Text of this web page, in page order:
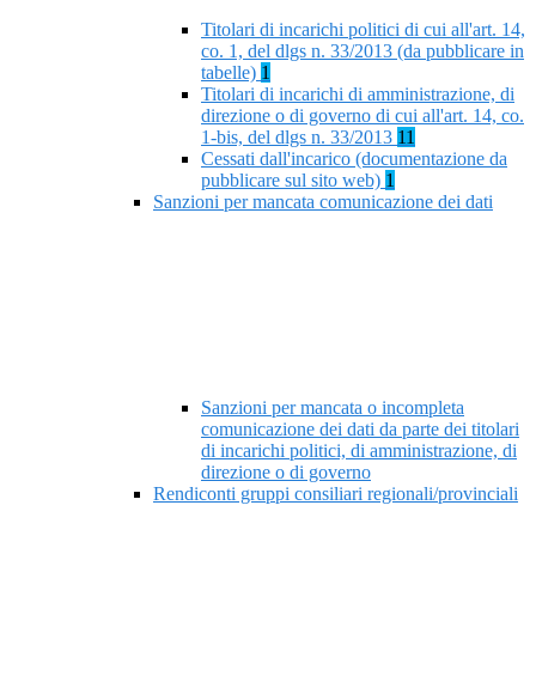
Titolari di incarichi politici di cui all'art. 14,
co. 1, del dlgs n. 33/2013 (da pubblicare in
tabelle) 1
Titolari di incarichi di amministrazione, di
direzione o di governo di cui all'art. 14, co.
1-bis, del dlgs n. 33/2013 11
Cessati dall'incarico (documentazione da
pubblicare sul sito web) 1
Sanzioni per mancata comunicazione dei dati
Sanzioni per mancata o incompleta
comunicazione dei dati da parte dei titolari
di incarichi politici, di amministrazione, di
direzione o di governo
Rendiconti gruppi consiliari regionali/provinciali